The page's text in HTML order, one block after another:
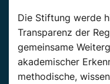
Die Stiftung werde
Transparenz der
gemeinsame
akademischer
methodische,